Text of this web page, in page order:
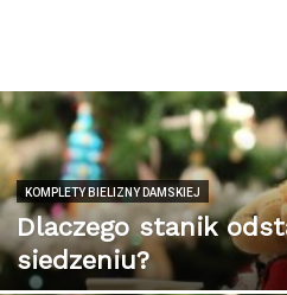
KOMPLETY BIELIZNY DAMSKIEJ
Dlaczego stanik
siedzeniu?